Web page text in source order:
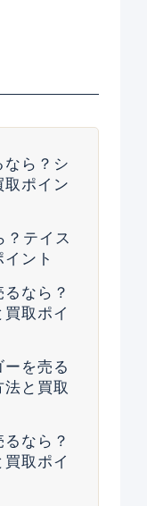
ら？シ
取ポイン
？テイス
ント
なら？
取ポイ
を売る
と買取
なら？
取ポイ